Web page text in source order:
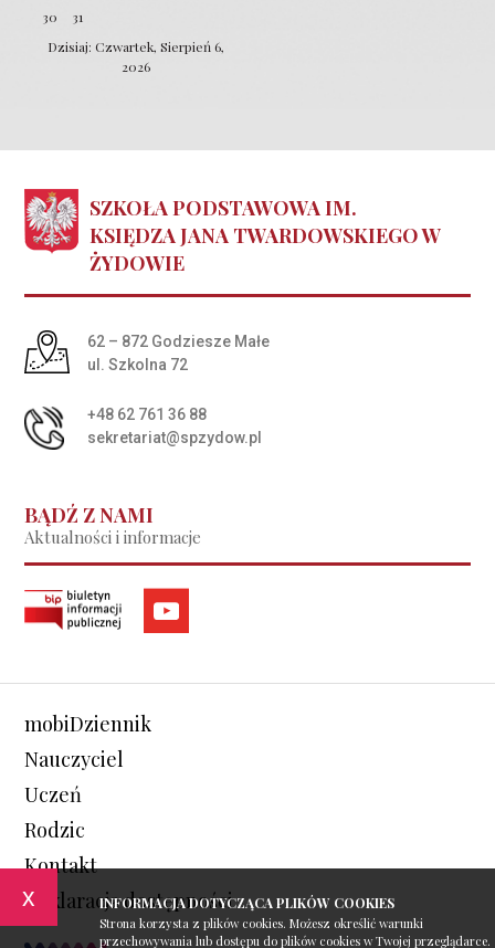
x INFORMACJA DOTYCZĄCA PLIKÓW COOKIES
Strona korzysta z plików cookies. Możesz określić warunki
przechowywania lub dostępu do plików cookies w Twojej przeglądarce.
30
31
Dzisiaj: Czwartek, Sierpień 6,
2026
SZKOŁA PODSTAWOWA IM.
KSIĘDZA JANA TWARDOWSKIEGO W
ŻYDOWIE
Adres pocztowy:
62 – 872 Godziesze Małe
ul. Szkolna 72
+48 62 761 36 88
sekretariat@spzydow.pl
BĄDŹ Z NAMI
Aktualności i informacje
mobiDziennik
Nauczyciel
Uczeń
Rodzic
Kontakt
Deklaracja dostępności